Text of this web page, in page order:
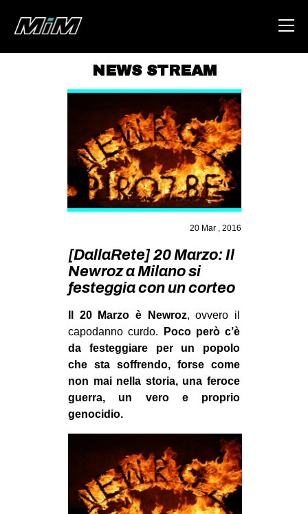
ABOUT
AREA
DEGENERAZIONE
GAZA FREESTYLE
STUDENTI TSUNAMI
ZAM
MILANO
SPAZI
SPORT POPOLARE
ANTIFASCISMO
DIRITTO ALL’ABITARE
GENERI
NEWS STREAM
20 Mar , 2016
[DallaRete] 20 Marzo: Il
Newroz a Milano si
festeggia con un corteo
Il 20 Marzo è Newroz, ovvero il
capodanno curdo.
Poco però c’è
da festeggiare per un popolo
che sta soffrendo, forse come
non mai nella storia, una feroce
guerra, un vero e proprio
genocidio.